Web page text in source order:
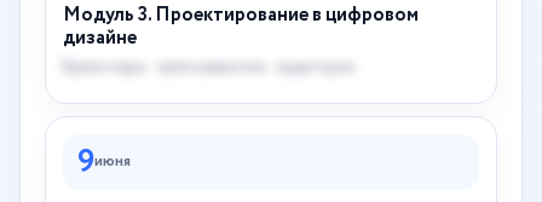
Модуль 3. Проектирование в цифровом
дизайне
Время пары · преподаватель · аудитория
9июня